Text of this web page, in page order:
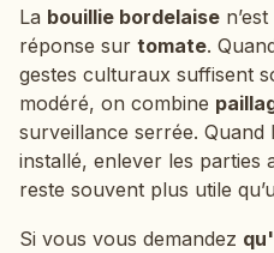
La bouillie bordelaise
réponse sur tomate.
gestes culturaux suffisent
modéré, on combine
surveillance serrée. Quand
installé, enlever les parties
reste souvent plus utile
Si vous vous demandez